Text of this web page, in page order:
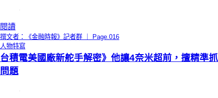
閱讀
撰文者：《金融時報》記者群 ｜ Page.016
人物特寫
台積電美國廠新舵手解密》他讓4奈米超前，擅精準抓
問題